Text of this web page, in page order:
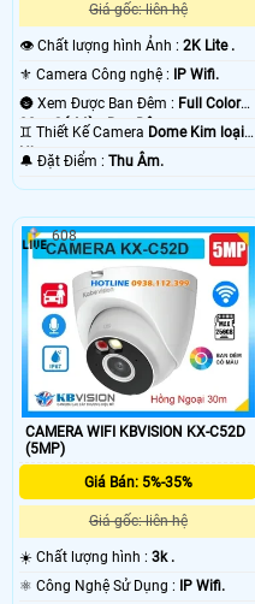
Giá gốc: liên hệ
👁 Chất lượng hình Ảnh : 2K Lite .
⚜️ Camera Công nghệ :
IP Wifi.
🌚 Xem Được Ban Đêm : Full Color
30m Có Màu Ban Ðêm.
♊ Thiết Kế Camera Dome Kim loại +
Nhựa.
️🔔 Đặt Điểm : Thu Âm.
CAMERA WIFI KBVISION KX-C52D
(5MP)
Giá Bán: 5%-35%
Giá gốc: liên hệ
☀️ Chất lượng hình : 3k .
⚛️ Công Nghệ Sử Dụng : IP Wifi.
608